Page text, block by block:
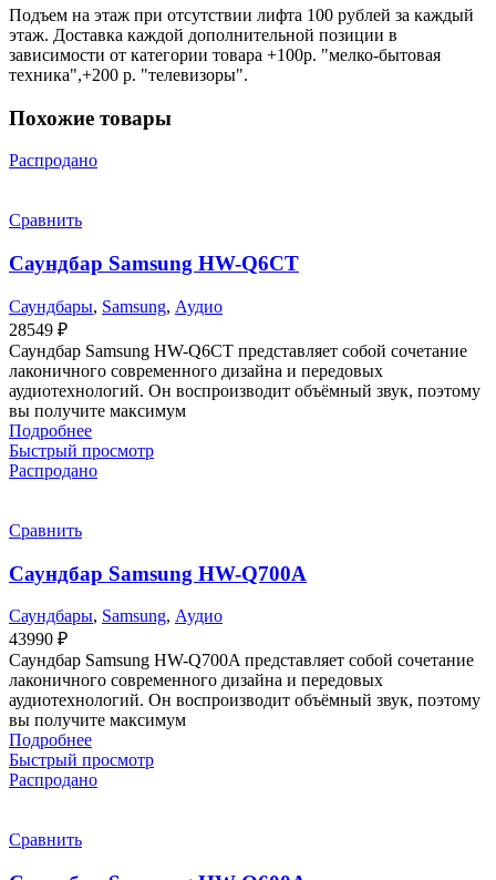
Подъем на этаж при отсутствии лифта 100 рублей за каждый
этаж. Доставка каждой дополнительной позиции в
зависимости от категории товара +100р. "мелко-бытовая
техника",+200 р. "телевизоры".
Похожие товары
Распродано
Сравнить
Саундбар Samsung HW-Q6CT
Саундбары, Samsung, Аудио
28549 ₽
Саундбар Samsung HW-Q6CT представляет собой сочетание
лаконичного современного дизайна и передовых
аудиотехнологий. Он воспроизводит объёмный звук, поэтому
вы получите максимум
Подробнее
Быстрый просмотр
Распродано
Сравнить
Саундбар Samsung HW-Q700A
Саундбары, Samsung, Аудио
43990 ₽
Саундбар Samsung HW-Q700A представляет собой сочетание
лаконичного современного дизайна и передовых
аудиотехнологий. Он воспроизводит объёмный звук, поэтому
вы получите максимум
Подробнее
Быстрый просмотр
Распродано
Сравнить